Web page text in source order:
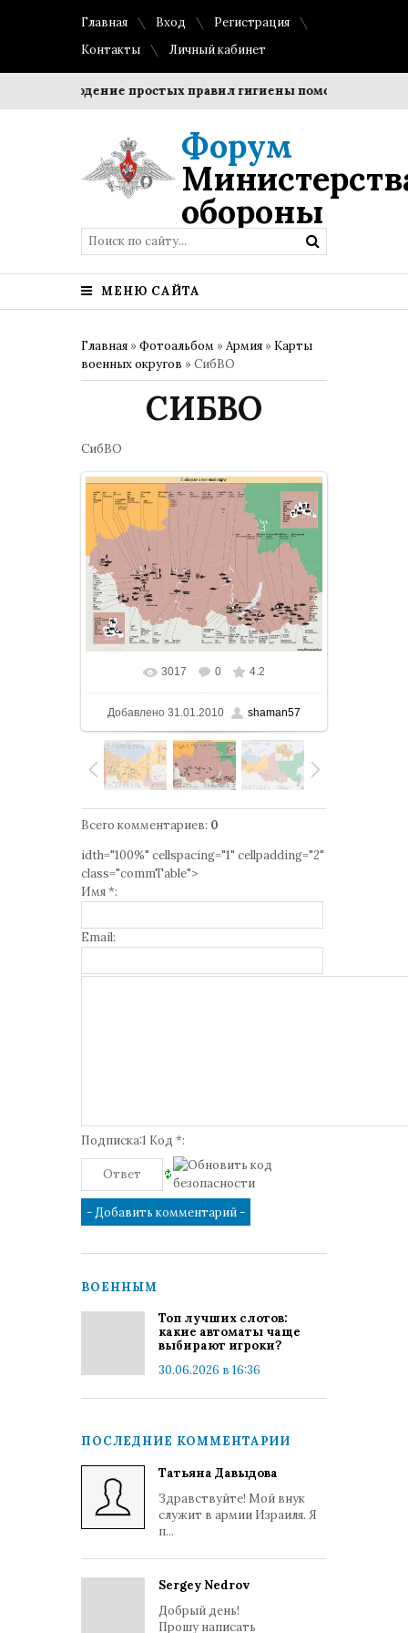
Главная Вход
Регистрация
Контакты
Личный кабинет
Соблюдение простых правил гигиены помогает
Форум
обороны
МЕНЮ САЙТА
Главная »Фотоальбом »Армия » Карты
военных округов » СибВО
СИБВО
СибВО
В реальном размере 1200x888
216.2Kb
3017 0 4.2
Добавлено 31.01.2010 shaman57
Всего комментариев: 0
idth="100%" cellspacing="1" cellpadding="2"
class="commTable">
Имя *:
Email:
Подписка:1 Код *:
ВОЕННЫМ
Топ лучших слотов:
какие автоматы чаще
выбирают игроки?
30.06.2026 в 16:36
ПОСЛЕДНИЕ КОММЕНТАРИИ
Татьяна Давыдова
Здравствуйте! Мой внук
служит в армии Израиля. Я
п...
Sergey Nedrov
Добрый день!
Прошу написать